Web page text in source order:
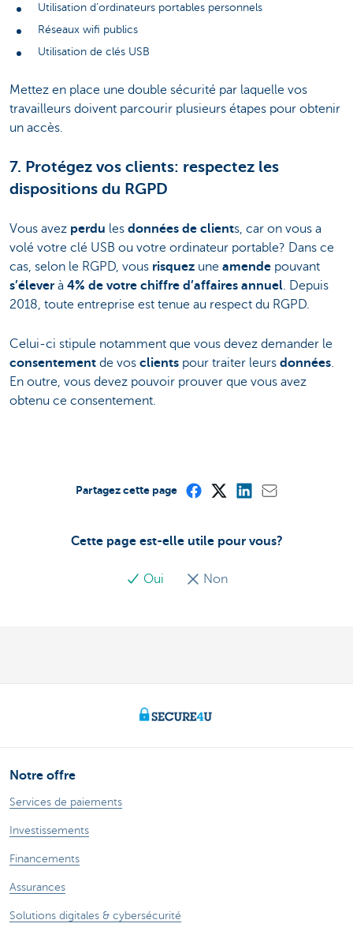
Utilisation d’ordinateurs portables personnels
Réseaux wifi publics
Utilisation de clés USB
Mettez en place une double sécurité par laquelle vos
travailleurs doivent parcourir plusieurs étapes pour obtenir
un accès.
7. Protégez vos clients: respectez les
dispositions du RGPD
Vous avez perdu les données de clients, car on vous a
volé votre clé USB ou votre ordinateur portable? Dans ce
cas, selon le RGPD, vous risquez une amende pouvant
s’élever à 4% de votre chiffre d’affaires annuel. Depuis
2018, toute entreprise est tenue au respect du RGPD.
Celui-ci stipule notamment que vous devez demander le
consentement de vos clients pour traiter leurs données.
En outre, vous devez pouvoir prouver que vous avez
obtenu ce consentement.
Cette page est-elle utile pour vous?
Oui Non
Partagez cette page
Notre offre
Services de paiements
Investissements
Financements
Assurances
Solutions digitales & cybersécurité